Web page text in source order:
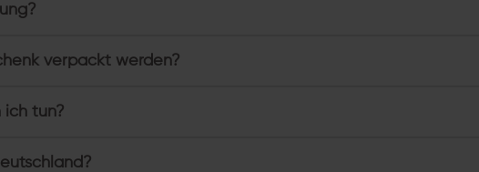
verpackt werden?
ich tun?